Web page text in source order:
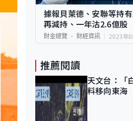
據報貝萊德、安聯等持
再減持、一年沽2.6億股
財金總覽 財經資訊 2023年
推薦閱讀
天文台：「
料移向東海